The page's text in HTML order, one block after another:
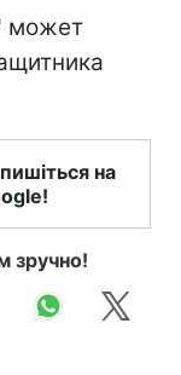
может
на
зручно!